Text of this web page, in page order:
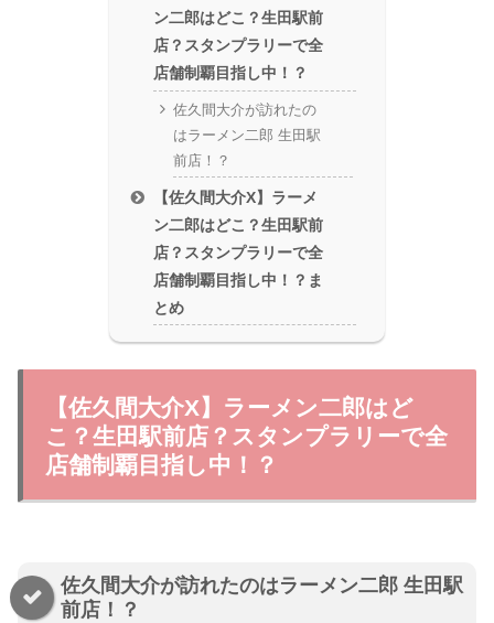
ン二郎はどこ？生田駅前
店？スタンプラリーで全
店舗制覇目指し中！？
佐久間大介が訪れたの
はラーメン二郎 生田駅
前店！？
【佐久間大介X】ラーメ
ン二郎はどこ？生田駅前
店？スタンプラリーで全
店舗制覇目指し中！？ま
とめ
【佐久間大介X】ラーメン二郎はど
こ？生田駅前店？スタンプラリーで全
店舗制覇目指し中！？
佐久間大介が訪れたのはラーメン二郎 生田駅
前店！？